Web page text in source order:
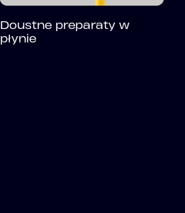
Doustne preparaty w
płynie